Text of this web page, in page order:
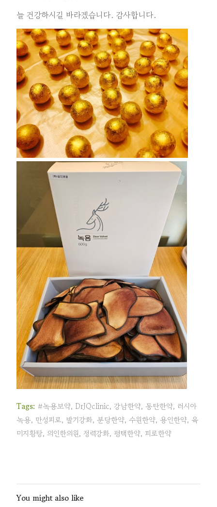
늘 건강하시길 바라겠습니다. 감사합니다.
Tags: #녹용보약, DrJQclinic, 강남한약, 동탄한약, 러시아
녹용, 만성피로, 발기강화, 분당한약, 수원한약, 용인한약, 육
미지황탕, 의인한의원, 정력강화, 평택한약, 피로한약
You might also like